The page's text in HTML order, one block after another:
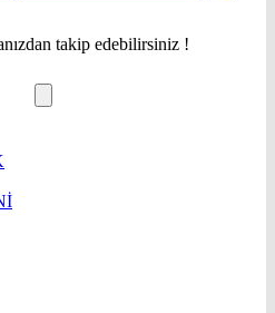
takip edebilirsiniz !